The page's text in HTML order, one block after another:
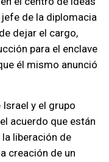
de la diplomacia
dejar el cargo,
para el enclave
él mismo anunció
Israel y el grupo
acuerdo que están
liberación de
creación de un